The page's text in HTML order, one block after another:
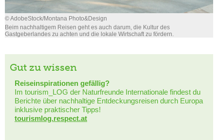
© AdobeStock/Montana Photo&Design
Beim nachhaltigem Reisen geht es auch darum, die Kultur des
Gastgeberlandes zu achten und die lokale Wirtschaft zu fördern.
Gut zu wissen
Reiseinspirationen gefällig?
Im tourism_LOG der Naturfreunde Internationale findest du
Berichte über nachhaltige Entdeckungsreisen durch Europa
inklusive praktischer Tipps!
tourismlog.respect.at